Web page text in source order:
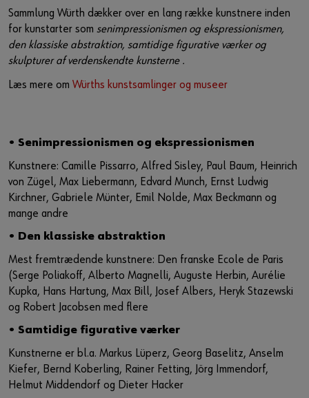
Bliv kunde / Opret online bruger
Sammlung Würth dækker over en lang række kunstnere inden
for kunstarter som senimpressionismen og ekspressionismen,
den klassiske abstraktion, samtidige figurative værker og
skulpturer af verdenskendte kunsterne .
Læs mere om Würths kunstsamlinger og museer
• Senimpressionismen og ekspressionismen
Kunstnere: Camille Pissarro, Alfred Sisley, Paul Baum, Heinrich
von Zügel, Max Liebermann, Edvard Munch, Ernst Ludwig
Kirchner, Gabriele Münter, Emil Nolde, Max Beckmann og
mange andre
• Den klassiske abstraktion
Mest fremtrædende kunstnere: Den franske Ecole de Paris
(Serge Poliakoff, Alberto Magnelli, Auguste Herbin, Aurélie
Kupka, Hans Hartung, Max Bill, Josef Albers, Heryk Stazewski
og Robert Jacobsen med flere
• Samtidige figurative værker
Kunstnerne er bl.a. Markus Lüperz, Georg Baselitz, Anselm
Kiefer, Bernd Koberling, Rainer Fetting, Jörg Immendorf,
Helmut Middendorf og Dieter Hacker